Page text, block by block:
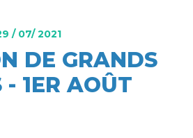
/ 07/ 2021
DE GRANDS
1ER AOÛT